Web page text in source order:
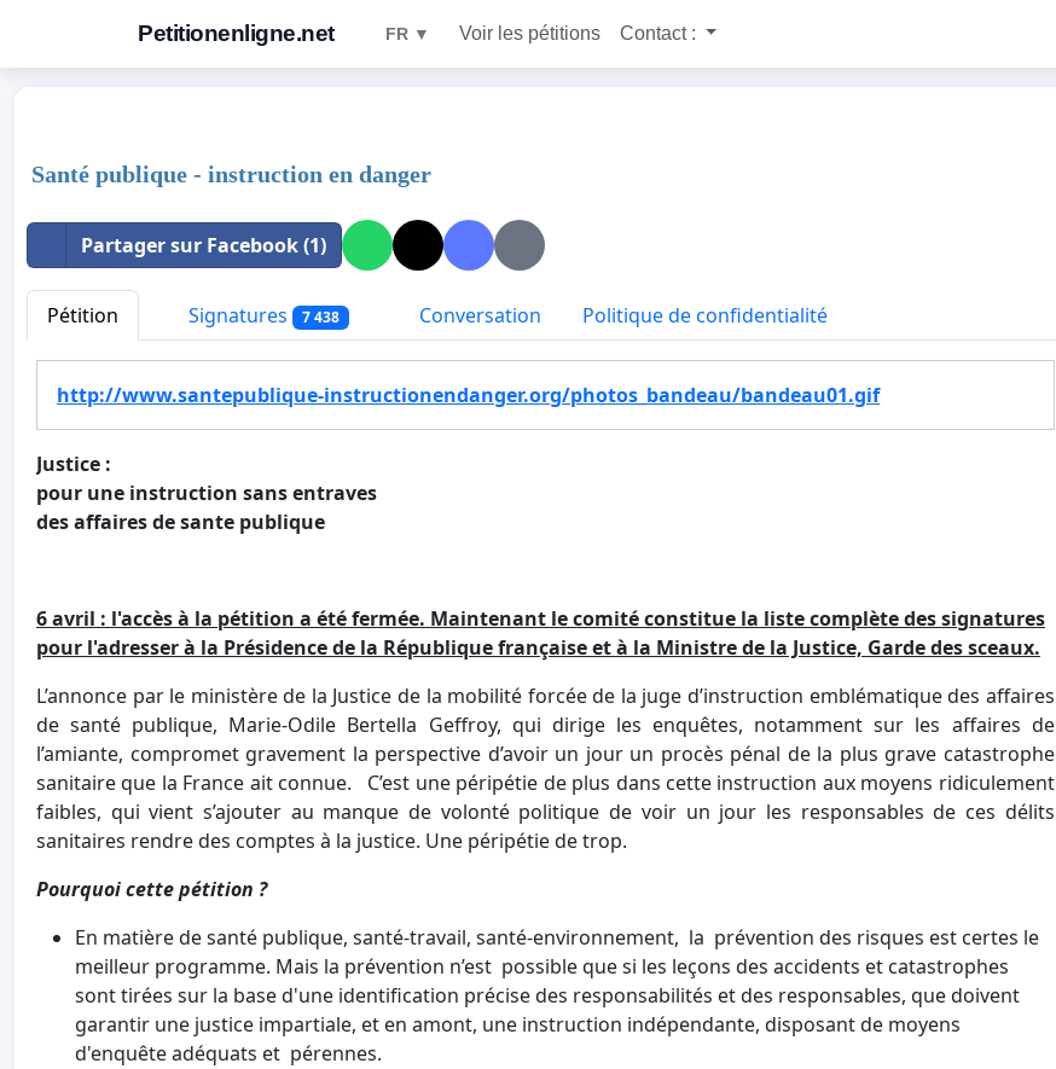
Petitionenligne.net FR ▼ Voir les pétitions Contact :
Santé publique - instruction en danger
Partager sur Facebook (1)
Pétition Signatures 7 438 Conversation Politique de confidentialité
http://www.santepublique-instructionendanger.org/photos_bandeau/bandeau01.gif
Justice :
pour une instruction sans entraves
des affaires de sante publique
6 avril : l'accès à la pétition a été fermée. Maintenant le comité constitue la liste complète des signatures
pour l'adresser à la Présidence de la République française et à la Ministre de la Justice, Garde des sceaux.
L’annonce par le ministère de la Justice de la mobilité forcée de la juge d’instruction emblématique des affaires
de santé publique, Marie-Odile Bertella Geffroy, qui dirige les enquêtes, notamment sur les affaires de
l’amiante, compromet gravement la perspective d’avoir un jour un procès pénal de la plus grave catastrophe
sanitaire que la France ait connue. C’est une péripétie de plus dans cette instruction aux moyens ridiculement
faibles, qui vient s’ajouter au manque de volonté politique de voir un jour les responsables de ces délits
sanitaires rendre des comptes à la justice. Une péripétie de trop.
Pourquoi cette pétition ?
En matière de santé publique, santé-travail, santé-environnement, la prévention des risques est certes le
meilleur programme. Mais la prévention n’est possible que si les leçons des accidents et catastrophes
sont tirées sur la base d'une identification précise des responsabilités et des responsables, que doivent
garantir une justice impartiale, et en amont, une instruction indépendante, disposant de moyens
d'enquête adéquats et pérennes.